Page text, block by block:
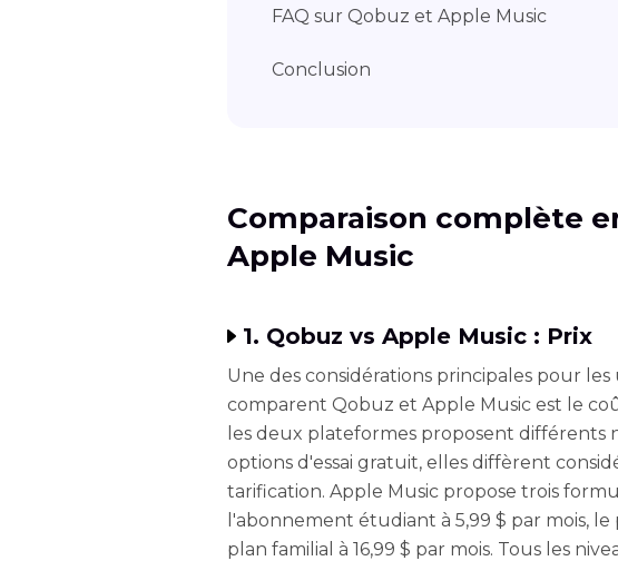
FAQ sur Qobuz et Apple Music
Conclusion
Comparaison complète
Apple Music
1. Qobuz vs Apple Music : Prix
Une des considérations principales pour
comparent Qobuz et Apple Music est le
les deux plateformes proposent différents
options d'essai gratuit, elles diffèrent
tarification. Apple Music propose trois
l'abonnement étudiant à 5,99 $ par mois,
plan familial à 16,99 $ par mois. Tous les